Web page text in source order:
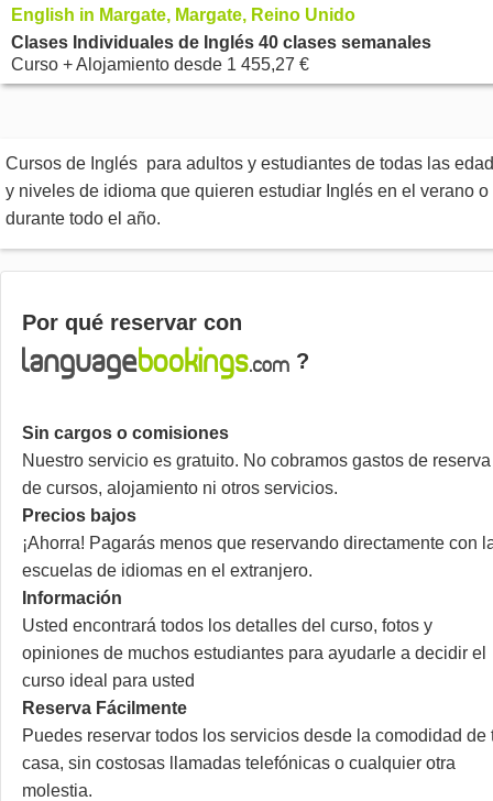
English in Margate, Margate, Reino Unido
Clases Individuales de Inglés 40 clases semanales
Curso + Alojamiento desde 1 455,27 €
Cursos de Inglés para adultos y estudiantes de todas las
y niveles de idioma que quieren estudiar Inglés en el verano o
durante todo el año.
Por qué reservar con
?
Sin cargos o comisiones
Nuestro servicio es gratuito. No cobramos gastos de reserva
de cursos, alojamiento ni otros servicios.
Precios bajos
¡Ahorra! Pagarás menos que reservando directamente con
escuelas de idiomas en el extranjero.
Información
Usted encontrará todos los detalles del curso, fotos y
opiniones de muchos estudiantes para ayudarle a decidir el
curso ideal para usted
Reserva Fácilmente
Puedes reservar todos los servicios desde la comodidad de
casa, sin costosas llamadas telefónicas o cualquier otra
molestia.